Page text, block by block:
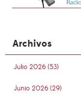
Archivos
Julio 2026 (53)
Junio 2026 (29)